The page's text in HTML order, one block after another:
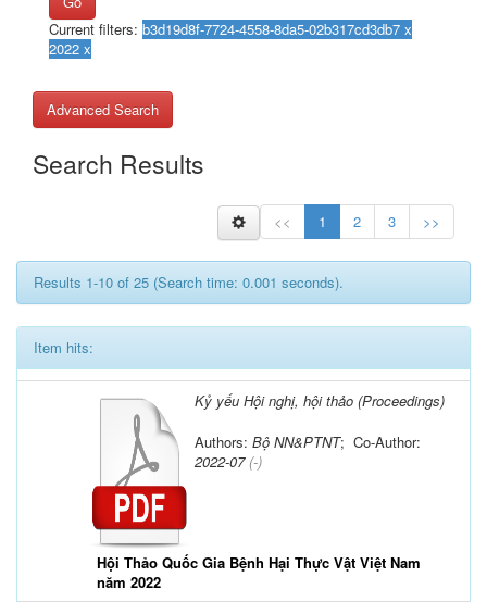
Current filters:
Advanced Search
Search Results
<< 1 2 3 >>
Results 1-10 of 25 (Search time: 0.001 seconds).
Item hits:
Kỷ yếu Hội nghị, hội thảo (Proceedings)
Hội Thảo Quốc Gia Bệnh Hại Thực Vật Việt Nam
năm 2022
Authors: Bộ NN&PTNT; Co-Author:
2022-07(-)